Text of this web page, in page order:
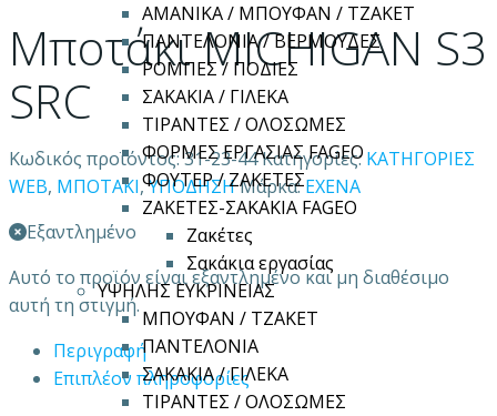
ΑΜΑΝΙΚΑ / ΜΠΟΥΦΑΝ / ΤΖΑΚΕΤ
ΠΑΝΤΕΛΟΝΙΑ / ΒΕΡΜΟΥΔΕΣ
ΡΟΜΠΕΣ / ΠΟΔΙΕΣ
ΣΑΚΑΚΙΑ / ΓΙΛΕΚΑ
ΤΙΡΑΝΤΕΣ / ΟΛΟΣΩΜΕΣ
ΦΟΡΜΕΣ ΕΡΓΑΣΙΑΣ FAGEO
ΦΟΥΤΕΡ / ΖΑΚΕΤΕΣ
ΖΑΚΕΤΕΣ-ΣΑΚΑΚΙΑ FAGEO
Ζακέτες
Σακάκια εργασίας
ΥΨΗΛΗΣ ΕΥΚΡΙΝΕΙΑΣ
ΜΠΟΥΦΑΝ / ΤΖΑΚΕΤ
ΠΑΝΤΕΛΟΝΙΑ
ΣΑΚΑΚΙΑ / ΓΙΛΕΚΑ
ΤΙΡΑΝΤΕΣ / ΟΛΟΣΩΜΕΣ
Μποτάκι MICHIGAN S3
SRC
Κωδικός προϊόντος:31-23-44Κατηγορίες:ΚΑΤΗΓΟΡΙΕΣ
WEB, ΜΠΟΤΑΚΙ,ΥΠΟΔΗΣΗΜάρκα:EXENA
Εξαντλημένο
Αυτό το προϊόν είναι εξαντλημένο και μη διαθέσιμο
αυτή τη στιγμή.
Περιγραφή
Επιπλέον πληροφορίες